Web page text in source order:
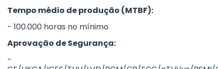
Tempo médio de produção (MTBF):
- 100.000 horas no mínimo
Aprovação de Segurança:
-